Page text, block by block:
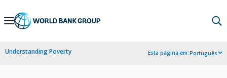
Skip
Navigation
Understanding Poverty Esta página em:Português